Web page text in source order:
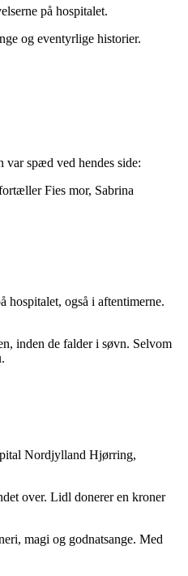
på hospitalet.
og eventyrlige historier.
var spæd ved hendes side:
Fies mor, Sabrina
hospitalet, også i aftentimerne.
inden de falder i søvn. Selvom
Nordjylland Hjørring,
over. Lidl donerer en kroner
magi og godnatsange. Med